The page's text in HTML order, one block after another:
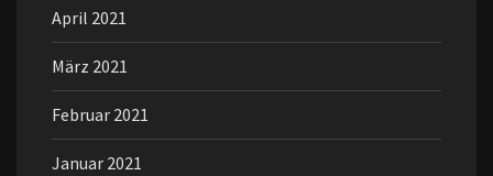
April 2021
März 2021
Februar 2021
Januar 2021